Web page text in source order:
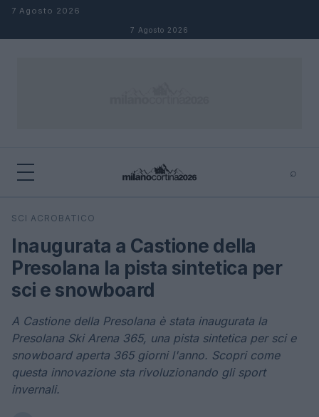
Salta al contenuto
7 Agosto 2026
7 Agosto 2026
⌕
Cerca
SCI ACROBATICO
Inaugurata a Castione della
Presolana la pista sintetica per
sci e snowboard
A Castione della Presolana è stata inaugurata la
Presolana Ski Arena 365, una pista sintetica per sci e
snowboard aperta 365 giorni l'anno. Scopri come
questa innovazione sta rivoluzionando gli sport
invernali.